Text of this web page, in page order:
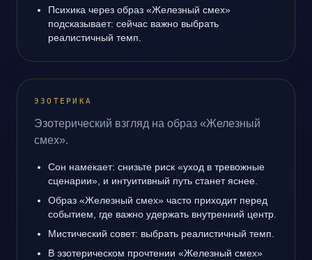
Психика через образ «Железный смех»
подсказывает: сейчас важно выбрать
реалистичный темп.
ЭЗОТЕРИКА
Эзотерический взгляд на образ «Железный
смех».
Сон намекает: снизьте риск «уход в тревожные
сценарии», и интуитивный путь станет яснее.
Образ «Железный смех» часто приходит перед
событием, где важно удержать внутренний центр.
Мистический совет: выбрать реалистичный темп.
В эзотерическом прочтении «Железный смех»